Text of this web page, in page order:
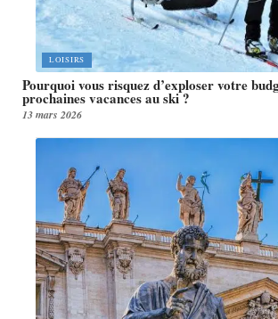
LOISIRS
Pourquoi vous risquez d’exploser votre
prochaines vacances au ski ?
13 mars 2026